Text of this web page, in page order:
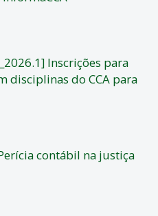
Inscrições para
disciplinas do CCA para
contábil na justiça